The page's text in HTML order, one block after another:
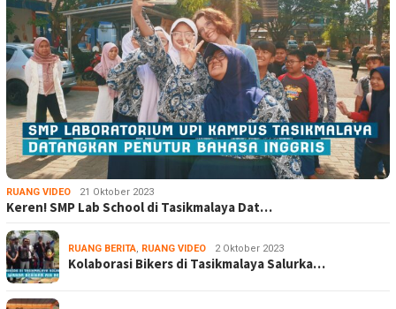
RUANG VIDEO 21 Oktober 2023
Keren! SMP Lab School di Tasikmalaya Dat…
RUANG BERITA, RUANG VIDEO 2 Oktober 2023
Kolaborasi Bikers di Tasikmalaya Salurka…